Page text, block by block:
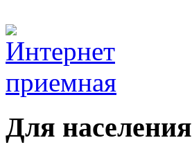
Для населения